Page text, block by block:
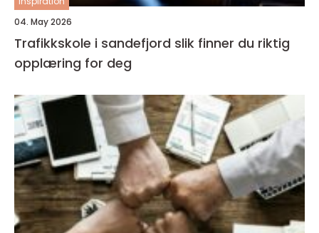
04. May 2026
Trafikkskole i sandefjord slik finner du riktig
opplæring for deg